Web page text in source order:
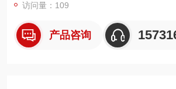
访问量：109
产品咨询